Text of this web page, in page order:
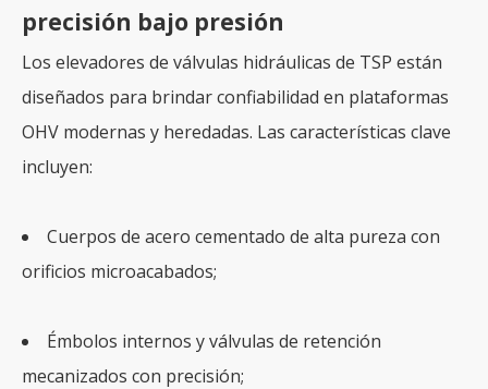
precisión bajo presión
Los elevadores de válvulas hidráulicas de TSP están
diseñados para brindar confiabilidad en plataformas
OHV modernas y heredadas. Las características clave
incluyen:
Cuerpos de acero cementado de alta pureza con
orificios microacabados;
Émbolos internos y válvulas de retención
mecanizados con precisión;